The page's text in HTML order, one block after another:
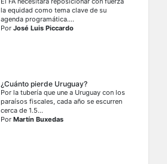
la equidad como tema clave de su
agenda programática....
PorJosé Luis Piccardo
¿Cuánto pierde Uruguay?
Por la tubería que une a Uruguay con los
paraísos fiscales, cada año se escurren
cerca de 1.5...
PorMartín Buxedas